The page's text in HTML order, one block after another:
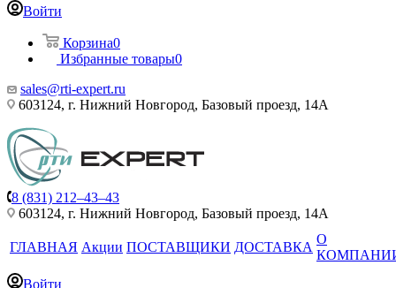
Войти
Корзина0
Избранные товары0
sales@rti-expert.ru
603124, г. Нижний Новгород, Базовый проезд, 14А
8 (831) 212–43–43
603124, г. Нижний Новгород, Базовый проезд, 14А
ГЛАВНАЯ Акции ПОСТАВЩИКИ ДОСТАВКА
О
Войти